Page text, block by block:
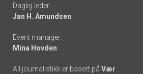
links
Daglig leder:
Jan H. Amundsen
Event manager:
Mina Hovden
All journalistikk er basert på Vær